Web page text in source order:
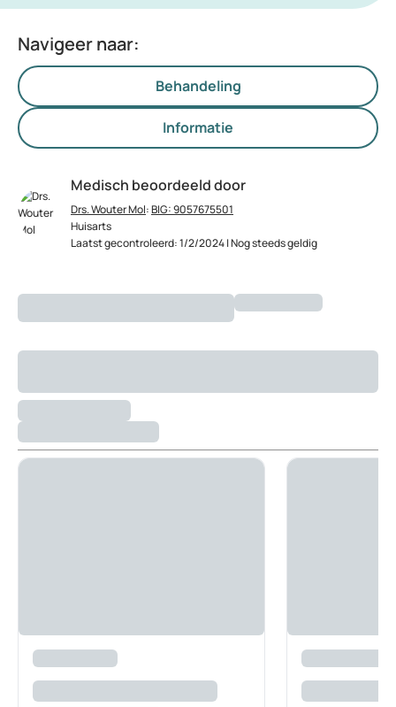
Navigeer naar:
Behandeling
Informatie
Medisch beoordeeld door
Drs. Wouter Mol:BIG: 9057675501
Huisarts
Laatst gecontroleerd: 1/2/2024 | Nog steeds geldig